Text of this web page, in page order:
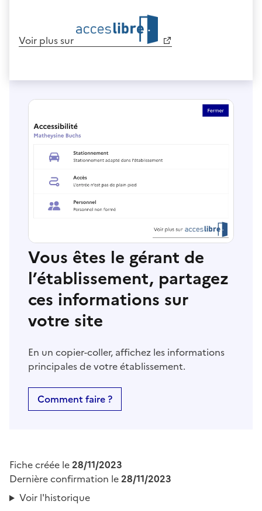
Voir plus sur
Vous êtes le gérant de
l’établissement, partagez
ces informations sur
votre site
En un copier-coller, affichez les informations
principales de votre établissement.
Comment faire ?
Fiche créée le28/11/2023
Dernière confirmation le28/11/2023
Voir l'historique